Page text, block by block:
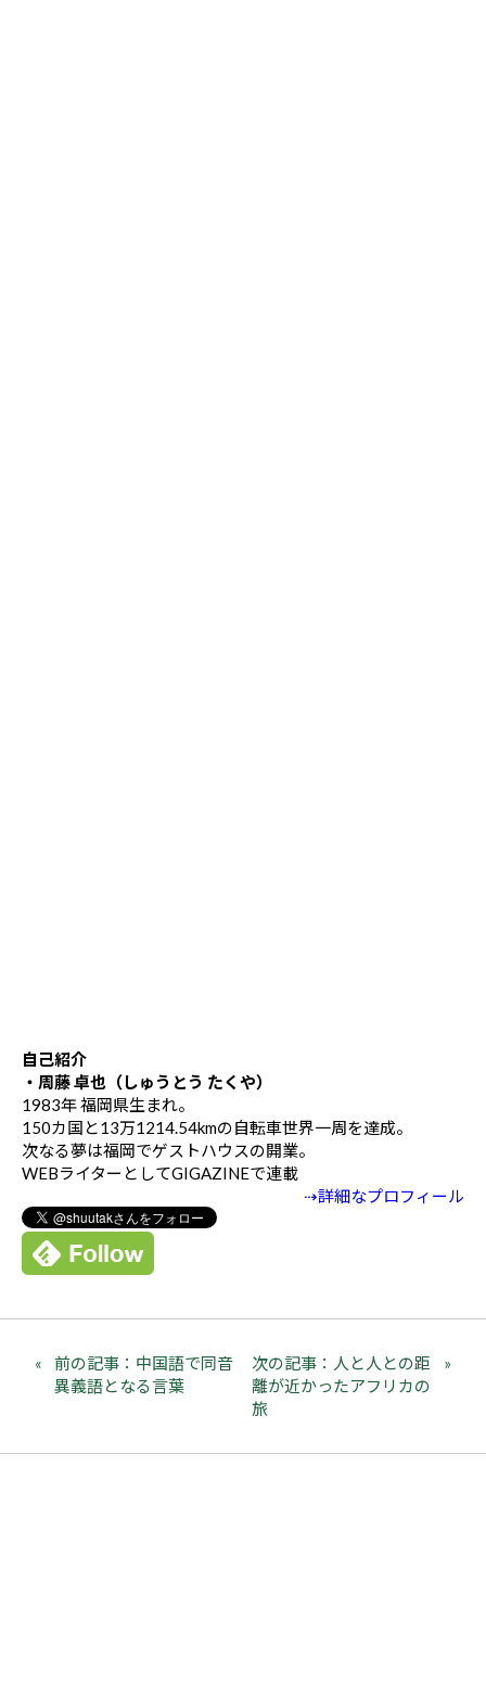
自己紹介
・周藤 卓也（しゅうとう たくや）
1983年 福岡県生まれ。
150カ国と13万1214.54kmの自転車世界一周を達成。
次なる夢は福岡でゲストハウスの開業。
WEBライターとしてGIGAZINEで連載
⇢詳細なプロフィール
前の記事：中国語で同音
異義語となる言葉
次の記事：人と人との距
離が近かったアフリカの
旅